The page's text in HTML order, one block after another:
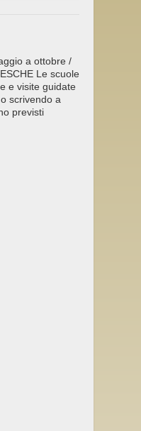
a ottobre /
Le scuole
e visite guidate
scrivendo a
previsti